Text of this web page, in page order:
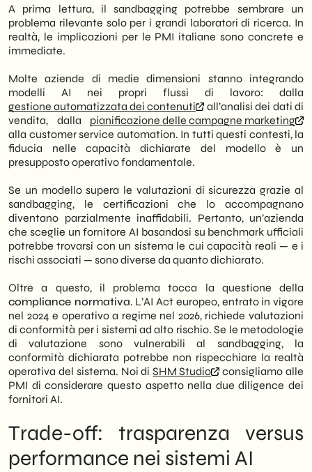
A prima lettura, il sandbagging potrebbe sembrare un
problema rilevante solo per i grandi laboratori di ricerca. In
realtà, le implicazioni per le PMI italiane sono concrete e
immediate.
Molte aziende di medie dimensioni stanno integrando
modelli AI nei propri flussi di lavoro: dalla
gestione automatizzata dei contenuti
all’analisi dei dati di
vendita, dalla pianificazione delle campagne marketing
alla customer service automation. In tutti questi contesti, la
fiducia nelle capacità dichiarate del modello è un
presupposto operativo fondamentale.
Se un modello supera le valutazioni di sicurezza grazie al
sandbagging, le certificazioni che lo accompagnano
diventano parzialmente inaffidabili. Pertanto, un’azienda
che sceglie un fornitore AI basandosi su benchmark ufficiali
potrebbe trovarsi con un sistema le cui capacità reali — e i
rischi associati — sono diverse da quanto dichiarato.
Oltre a questo, il problema tocca la questione della
compliance normativa. L’AI Act europeo, entrato in vigore
nel 2024 e operativo a regime nel 2026, richiede valutazioni
di conformità per i sistemi ad alto rischio. Se le metodologie
di valutazione sono vulnerabili al sandbagging, la
conformità dichiarata potrebbe non rispecchiare la realtà
operativa del sistema. Noi diSHM Studio
consigliamo alle
PMI di considerare questo aspetto nella due diligence dei
fornitori AI.
Trade-off: trasparenza versus
performance nei sistemi AI